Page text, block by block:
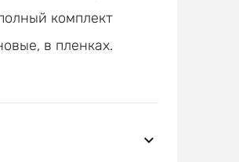
комплект
в пленках.